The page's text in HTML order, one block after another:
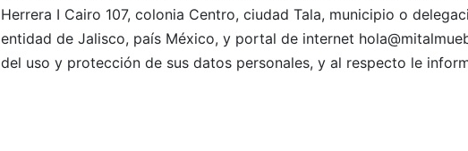
Herrera I Cairo 107, colonia Centro, ciudad Tala, municipio o
entidad de Jalisco, país México, y portal de internet
del uso y protección de sus datos personales, y al respecto le